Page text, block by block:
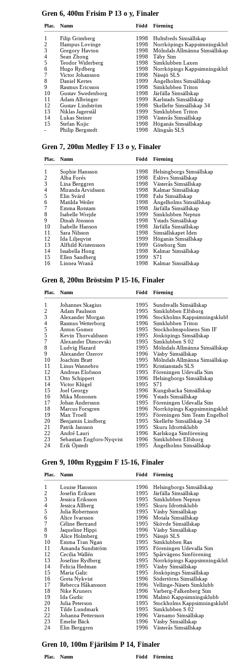
Gren 6, 400m Frisim P 13 o y, Finaler
Plac. Namn Född Förening
1 Filip Grimberg 1998
Hultsfreds Simsällskap
2
Hampus Lovinge 1998
Norrköpings
3
Gregory Havton 1998
Mölndals Allmänna Simsällskap
4
Sean Zhong 1998
Täby Sim
5
Teodor Widerberg 1998
Simklubben Laxen
6
Hugo Rydberg 1998
Norrköpings
7
Victor Johansson 1998
Nässjö SLS
8
Daniel Kertes 1999
Ängelholms Simsällskap
9
Rasmus Ericsson 1998
Simklubben Triton
10
Gustav Swedenborg 1998
Järfälla Simsällskap
11
Adam Albringer 1999
Karlstads Simsällskap
12
Gustav Lindström 1998
Skellefte Simsällskap 34
13
Niklas Jagerstål 1999
Simklubben Triton
14
Lukas Steiner 1998
Västerås Simsällskap
15
Stefan Kojic 1998
Höganäs Simsällskap
-
Philip Bergstedt 1998 Alingsås SLS
Gren 7, 200m Medley F 13 o y, Finaler
Plac. Namn Född Förening
1 Sophie Hansson 1998
Helsingborgs Simsällskap
2
Alba Forés 1998
Eslövs Simsällskap
3
Lina Berggren 1998
Västerås Simsällskap
4
Miranda Arvidsson 1998
Kalmar Simsällskap
5
Elin Svärd 1998
Falu Simsällskap
6
Matilda Weiler 1998
Ängelholms Simsällskap
7
Emma Rotstam 1998
Järfälla Simsällskap
8
Isabelle Wrejde 1999
Simklubben Neptun
9
Dinah Jönsson 1998
Ystads Simsällskap
10
Isabelle Hanson 1998
Järfälla Simsällskap
11
Sara Nilsson 1998
Simsällskapet Iden
12
Ida Liljeqvist 1999
Höganäs Simsällskap
13
Alfhild Kristensson 1999
Göteborg Sim
14
Issabella Hong 1998
Kalmar Simsällskap
15
Ellen Sandberg 1999
S71
16
Linnea Wranå 1998 Kalmar Simsällskap
Gren 8, 200m Bröstsim P 15-16, Finaler
Plac. Namn Född Förening
1 Johannes Skagius 1995
Sundsvalls Simsällskap
2
Adam Paulsson 1995
Simklubben Elfsborg
3
Alexander Morgan 1996
Stockholms
4
Rasmus Wetterborg 1996
Simklubben Triton
5
Anton Gomez 1995
Stockholmspolisens Sim IF
5
Kevin Thorvaldsson 1995
Jönköpings Simsällskap
7
Alexander Dimcevski 1995
Simklubben S 02
8
Ludvig Hazard 1995
Mölndals Allmänna Simsällskap
9
Alexander Ozerov 1996
Väsby Simsällskap
10
Joachim Bratt 1995
Mölndals Allmänna Simsällskap
11
Linus Wannebro 1995
Kristianstads SLS
12
Andreas Elofsson 1995
Föreningen Udevalla Sim
13
Otto Schippert 1996
Helsingborgs Simsällskap
14
Victor Klügel 1995
S71
15
Joel Georgy 1996
Kungsbacka Simsällskap
16
Mika Mononen 1996
Ystads Simsällskap
17
Johan Andersson 1995
Föreningen Udevalla Sim
18
Marcus Forsgren 1996
Norrköpings
19
Max Troell 1995
Föreningen Sim Team
20
Benjamin Lindberg 1995
Skellefte Simsällskap 34
21
Patrik Jansson 1995
Skuru Idrottsklubb
22
André Lauri 1996
Karlskoga Simförening
23
Sebastian Engfors-Nyqvist 1996
Simklubben Elfsborg
24
Erik Öjstedt 1995 Ängelholms Simsällskap
Gren 9, 100m Ryggsim F 15-16, Finaler
Plac. Namn Född Förening
1 Louise Hansson 1996
Helsingborgs Simsällskap
2
Josefin Eriksen 1995
Järfälla Simsällskap
3
Jessica Eriksson 1995
Simklubben Neptun
4
Jessica Allberg 1995
Skuru Idrottsklubb
5
Julia Robertsson 1995
Väsby Simsällskap
6
Alice Ivarsson 1996
Motala Simsällskap
7
Céline Bertrand 1995
Skövde Simsällskap
8
Jaqueline Hippi 1996
Väsby Simsällskap
9
Alice Holmberg 1995
Nässjö SLS
10
Emma Tran Ngan 1995
Simklubben Ran
11
Amanda Sundström 1995
Föreningen Udevalla Sim
12
Cecilia Wallén 1995
Spårvägens Simförening
13
Josefine Rydberg 1995
Norrköpings
14
Felicia Hedman 1995
Väsby Simsällskap
15
Maria Galic 1995
Jönköpings Simsällskap
16
Greta Nykvist 1996
Södertörns Simsällskap
17
Rebecca Håkansson 1996
Vellinge-Näsets Simklubb
18
Nike Kruners 1996
Varberg-Falkenberg Sim
19
Ida Gutlic 1996
Malmö Kappsimningsklubb
20
Julia Peterson 1995
Stockholms
21
Tilde Lundmark 1995
Simklubben S 02
22
Johanna Pettersson 1996
Värnamo Simsällskap
23
Emelie Bäck 1996
Väsby Simsällskap
24
Elin Berggren 1996 Västerås Simsällskap
Gren 10, 100m Fjärilsim P 14, Finaler
Plac. Namn Född Förening